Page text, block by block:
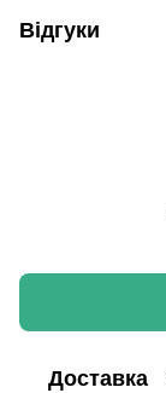
Відгуки
Доставка